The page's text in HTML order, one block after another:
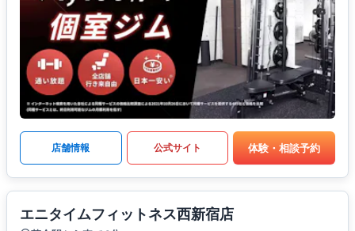
店舗情報 公式サイト 体験・相談予約
エニタイムフィットネス西新宿店